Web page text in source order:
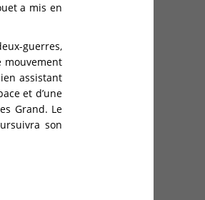
a mis en
guerres,
mouvement
assistant
et d’une
Grand. Le
son